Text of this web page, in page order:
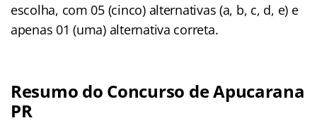
escolha, com 05 (cinco) alternativas (a, b, c, d, e) e
apenas 01 (uma) alternativa correta.
Resumo do Concurso de Apucarana
PR